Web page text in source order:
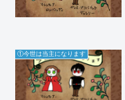
①今世は当主になります